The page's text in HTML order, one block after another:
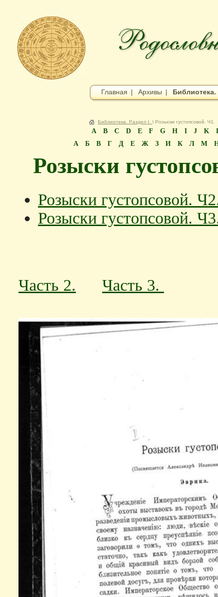
Главная | Архивы |
Библиотека. Раздел I. \ Розыски густопсовой. Ч1.
A B C D E F G H I J K
А
Б В Г Д Е Ж З И К Л М
Розыски
Розыски густопсовой.
Розыски густопсовой.
Часть 2. Часть 3.